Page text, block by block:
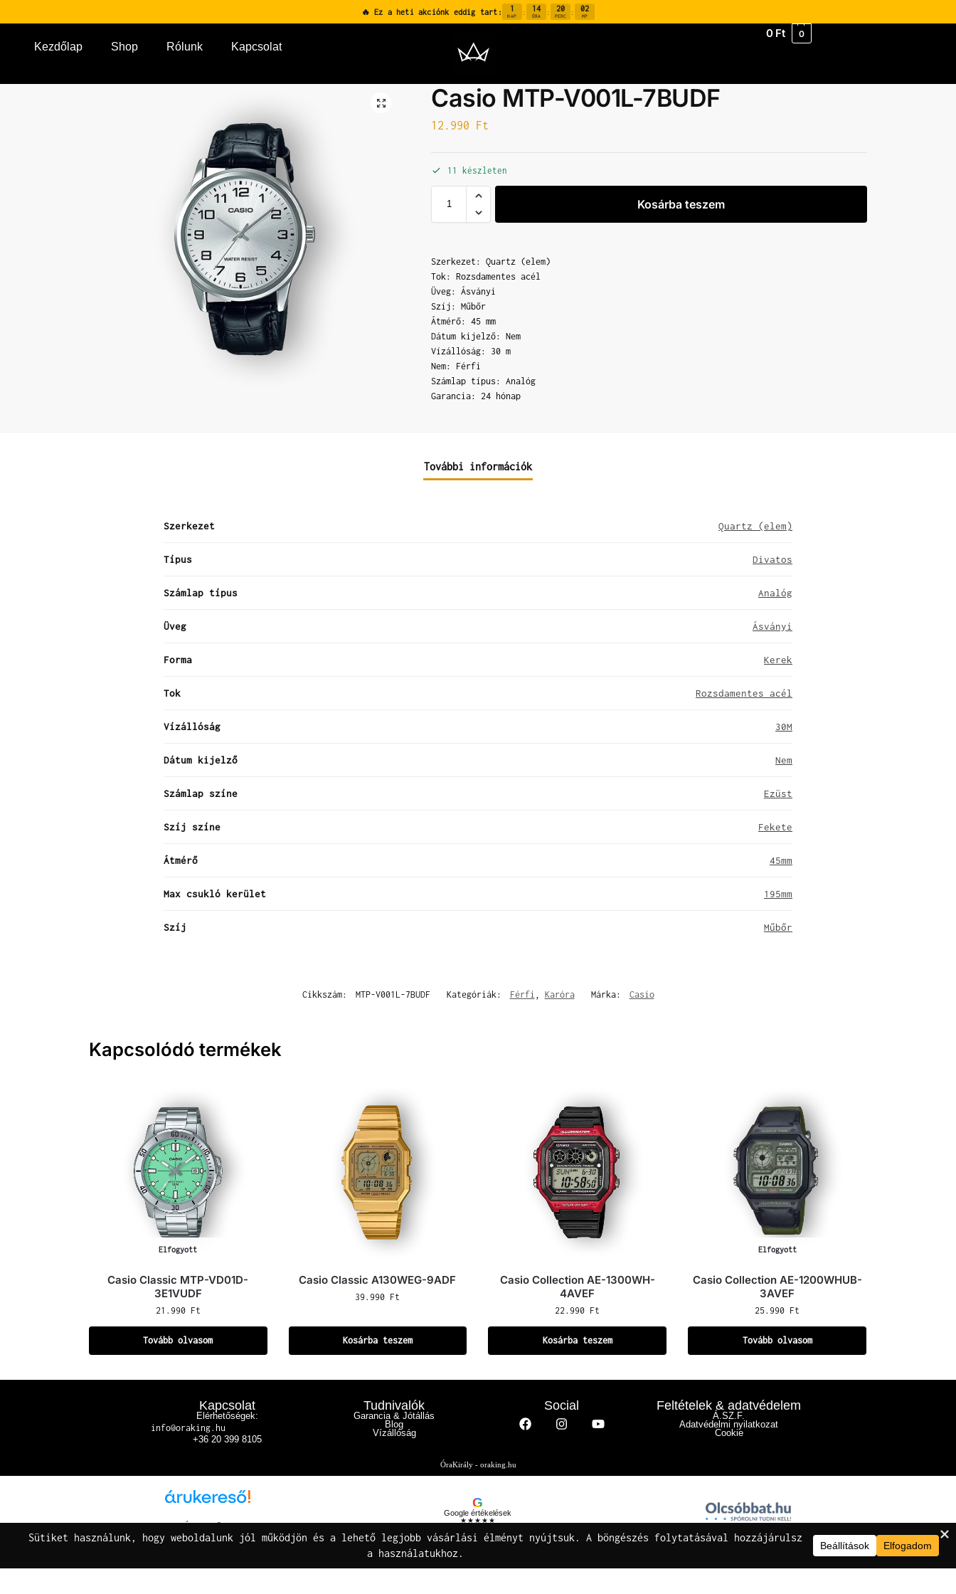
🔥 Ez a heti akciónk eddig tart: 1
NAP : 14
ÓRA : 20
PERC : 01
MP
Kezdőlap Shop Rólunk Kapcsolat
0 Ft 0
Casio MTP-V001L-7BUDF
12.990 Ft
11 készleten
Kosárba teszem
Szerkezet: Quartz (elem)
Tok: Rozsdamentes acél
Üveg: Ásványi
Szíj: Műbőr
Átmérő: 45 mm
Dátum kijelző: Nem
Vízállóság: 30 m
Nem: Férfi
Számlap típus: Analóg
Garancia: 24 hónap
További információk
Szerkezet Quartz (elem)
Típus Divatos
Számlap típus Analóg
Üveg Ásványi
Forma Kerek
Tok Rozsdamentes acél
Vízállóság 30M
Dátum kijelző Nem
Számlap színe Ezüst
Szíj színe Fekete
Átmérő 45mm
Max csukló kerület 195mm
Szíj Műbőr
Cikkszám: MTP-V001L-7BUDF Kategóriák: Férfi , Karóra Márka: Casio
Kapcsolódó termékek
Elfogyott
Casio Classic MTP-VD01D-
3E1VUDF
21.990 Ft
Tovább olvasom
Casio Classic A130WEG-9ADF
39.990 Ft
Kosárba teszem
Casio Collection AE-1300WH-
4AVEF
22.990 Ft
Kosárba teszem
Elfogyott
Casio Collection AE-1200WHUB-
3AVEF
25.990 Ft
Tovább olvasom
Kapcsolat
Elérhetőségek:
info@oraking.hu
+36 20 399 8105
Tudnivalók
Garancia & Jótállás
Blog
Vízállóság
Social Feltételek & adatvédelem
Á.SZ.F.
Adatvédelmi nyilatkozat
Cookie
ÓraKirály - oraking.hu
Árukereső.hu
G
Google értékelések
★★★★★
Buza Gáspár E.V.